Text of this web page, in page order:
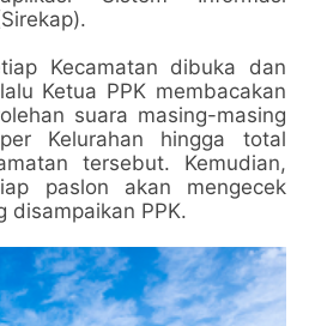
Kecamatan dibuka dan
Ketua PPK membacakan
suara masing-masing
Kelurahan hingga total
tersebut. Kemudian,
paslon akan mengecek
disampaikan PPK.